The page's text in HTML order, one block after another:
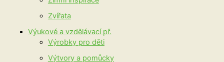
Zvířata
Výukové a vzdělávací př.
Výrobky pro děti
Výtvory a pomůcky